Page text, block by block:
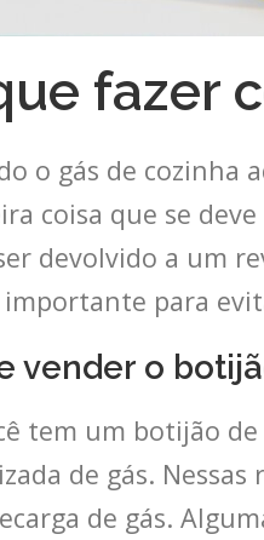
fazer
o gás de cozinha
coisa que se
devolvido a um
importante para
vender o
tem um botijão
de gás.
de gás.